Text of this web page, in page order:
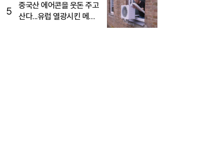
5
중국산 에어콘을 웃돈 주고
산다...유럽 열광시킨 메이